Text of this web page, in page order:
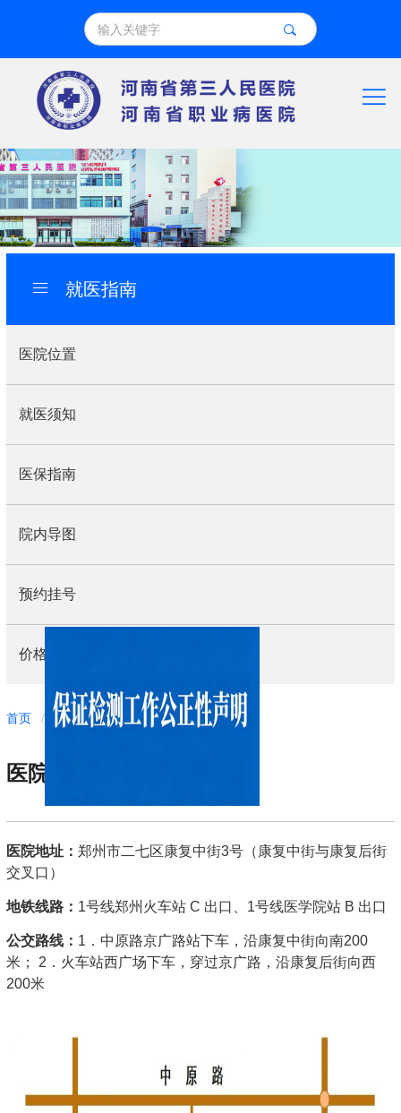
就医指南
医院位置
就医须知
医保指南
院内导图
预约挂号
价格公示
导
痕
首页 / 就医指南 / 医院位置
医院位置
医院地址： 郑州市二七区康复中街3号（康复中街与康复后街
交叉口）
地铁线路： 1号线郑州火车站 C 出口、1号线医学院站 B 出口
公交路线： 1．中原路京广路站下车，沿康复中街向南200
米； 2．火车站西广场下车，穿过京广路，沿康复后街向西
200米